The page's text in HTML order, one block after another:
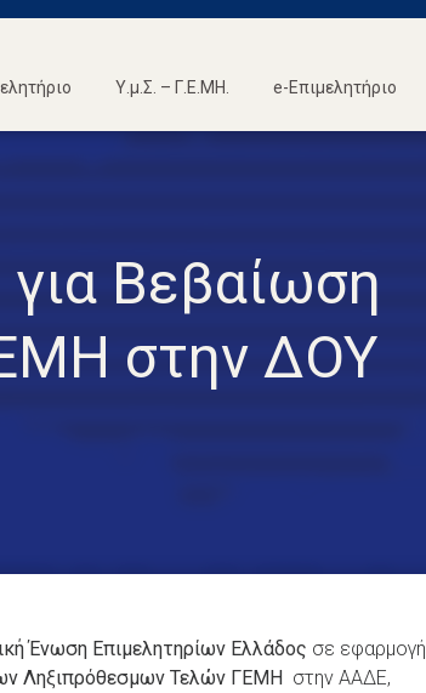
Υ.μ.Σ. – Γ.Ε.ΜΗ. e-Επιμελητήριο
Βεβαίωση
στην ΔΟΥ
Ένωση Επιμελητηρίων Ελλάδος σε εφαρμογή
Ληξιπρόθεσμων Τελών ΓΕΜΗ στην ΑΑΔΕ,